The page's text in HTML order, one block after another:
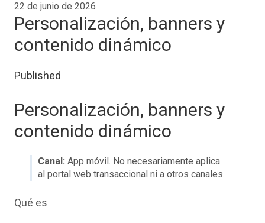
22 de junio de 2026
Personalización, banners y
contenido dinámico
Published
Personalización, banners y
contenido dinámico
Canal: App móvil. No necesariamente aplica
al portal web transaccional ni a otros canales.
Qué es